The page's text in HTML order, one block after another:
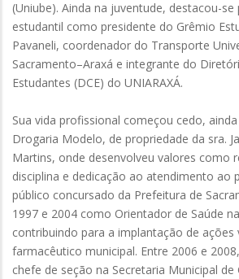
(Uniube). Ainda na juventude, destacou-se
estudantil como presidente do Grêmio
Pavaneli, coordenador do Transporte
Sacramento–Araxá e integrante do
Estudantes (DCE) do UNIARAXÁ.
Sua vida profissional começou cedo,
Drogaria Modelo, de propriedade da sra.
Martins, onde desenvolveu valores como
disciplina e dedicação ao atendimento ao
público concursado da Prefeitura de
1997 e 2004 como Orientador de Saúde
contribuindo para a implantação de
farmacêutico municipal. Entre 2006 e
chefe de seção na Secretaria Municipal de